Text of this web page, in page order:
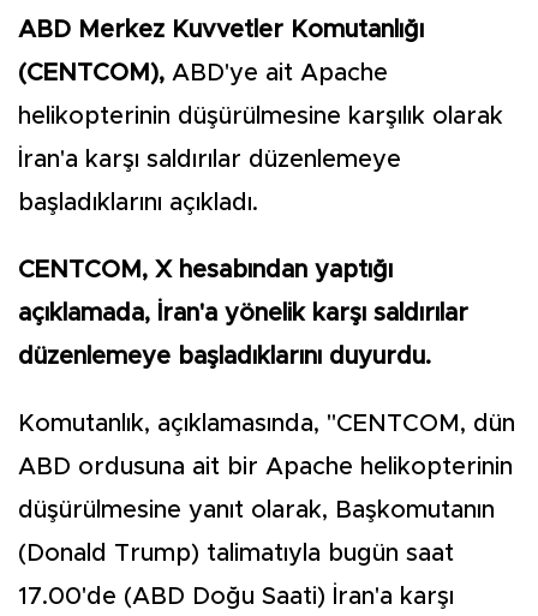
ABD Merkez Kuvvetler Komutanlığı
(CENTCOM), ABD'ye ait Apache
helikopterinin düşürülmesine karşılık olarak
İran'a karşı saldırılar düzenlemeye
başladıklarını açıkladı.
CENTCOM, X hesabından yaptığı
açıklamada, İran'a yönelik karşı saldırılar
düzenlemeye başladıklarını duyurdu.
Komutanlık, açıklamasında, "CENTCOM, dün
ABD ordusuna ait bir Apache helikopterinin
düşürülmesine yanıt olarak, Başkomutanın
(Donald Trump) talimatıyla bugün saat
17.00'de (ABD Doğu Saati) İran'a karşı